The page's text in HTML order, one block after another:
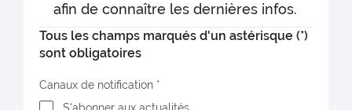
afin de connaître les dernières infos.
Tous les champs marqués d'un astérisque (*)
sont obligatoires
Canaux de notification